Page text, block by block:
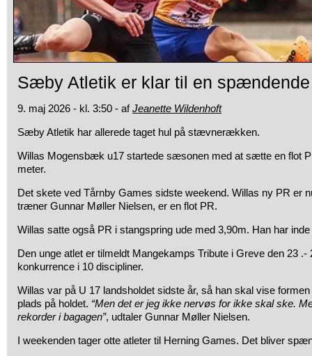
Sæby Atletik er klar til en
9. maj 2026 - kl. 3:50 - afJeanette Wildenhoft
Sæby Atletik har allerede taget hul på stævnerækken.
Willas Mogensbæk u17 startede sæsonen med at sætte en flot
meter.
Det skete ved Tårnby Games sidste weekend. Willas ny PR er
træner Gunnar Møller Nielsen, er en flot PR.
Willas satte også PR i stangspring ude med 3,90m. Han har
Den unge atlet er tilmeldt Mangekamps Tribute i Greve den 23 .-
konkurrence i 10 discipliner.
Willas var på U 17 landsholdet sidste år, så han skal vise
plads på holdet. “Men det er jeg ikke nervøs for ikke skal ske.
rekorder i bagagen”, udtaler Gunnar Møller Nielsen.
I weekenden tager otte atleter til Herning Games. Det bliver